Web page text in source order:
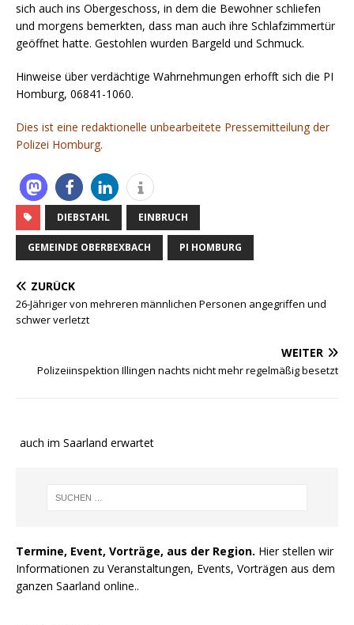
sich auch ins Obergeschoss, in dem die Bewohner schliefen
und morgens bemerkten, dass man auch ihre Schlafzimmertür
geöffnet hatte. Gestohlen wurden Bargeld und Schmuck.
Hinweise über verdächtige Wahrnehmungen erhofft sich die PI
Homburg, 06841-1060.
Dies ist eine redaktionelle unbearbeitete Pressemitteilung der
Polizei Homburg.
DIEBSTAHL EINBRUCH
GEMEINDE OBERBEXBACH PI HOMBURG
ZURÜCK
26-Jähriger von mehreren männlichen Personen angegriffen und
schwer verletzt
WEITER
Polizeiinspektion Illingen nachts nicht mehr regelmäßig besetzt
auch im Saarland erwartet
Termine, Event, Vorträge, aus der Region. Hier stellen wir
Informationen zu Veranstaltungen, Events, Vorträgen aus dem
ganzen Saarland online..